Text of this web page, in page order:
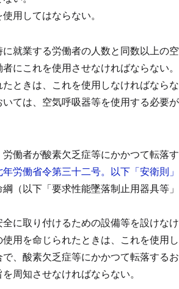
用してはならない。
就業する労働者の人数と同数以上の
にこれを使用させなければならない。
ときは、これを使用しなければならな
ては、空気呼吸器等を使用する必要
働者が酸素欠乏症等にかかつて転落す
労働省令第三十二号。以下「安衛則
（以下「要求性能墜落制止用器具等
に取り付けるための設備等を設けなけ
用を命じられたときは、これを使用し
、酸素欠乏症等にかかつて転落する
周知させなければならない。